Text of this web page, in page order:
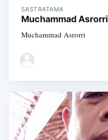
SASTRATAMA
Muchammad Asrorri
Muchammad Asrorri